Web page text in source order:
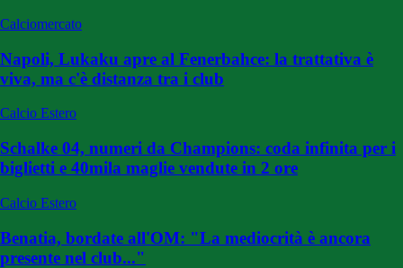
Calciomercato
Napoli, Lukaku apre al Fenerbahce: la trattativa è
viva, ma c'è distanza tra i club
Calcio Estero
Schalke 04, numeri da Champions: coda infinita per i
biglietti e 40mila maglie vendute in 2 ore
Calcio Estero
Benatia, bordate all'OM: "La mediocrità è ancora
presente nel club..."